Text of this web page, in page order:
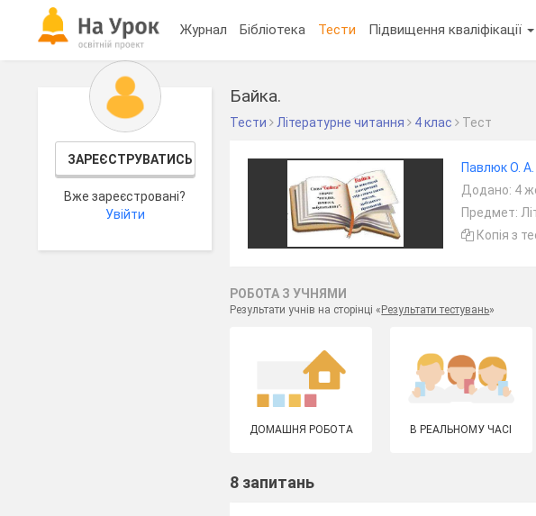
Журнал Бібліотека Тести Підвищення кваліфікації
ЗАРЕЄСТРУВАТИСЬ
Вже зареєстровані?
Увійти
Байка.
Тести Літературне читання 4 клас Тест
Павлюк О. А.
Додано: 4
Предмет:
Копія з
РОБОТА З УЧНЯМИ
Результати учнів на сторінці « Результати тестувань»
ДОМАШНЯ РОБОТА В РЕАЛЬНОМУ ЧАСІ
8 запитань